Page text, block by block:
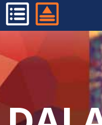
PROGRAMM
ORGANISATORISCHES
VERANSTALTER